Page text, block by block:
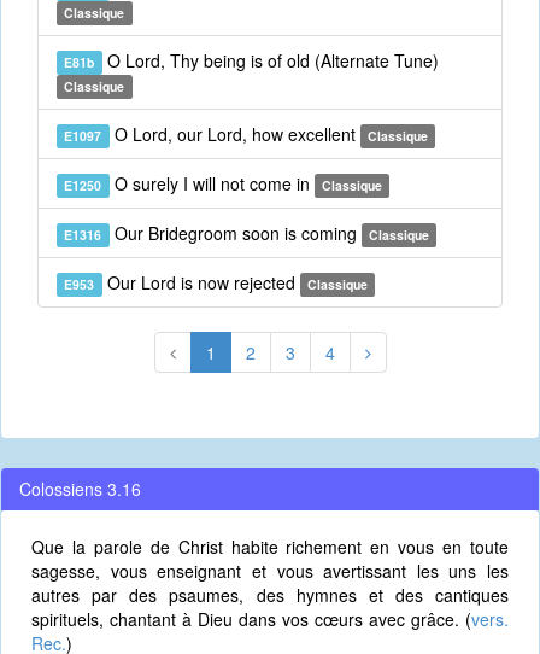
Classique
E81b O Lord, Thy being is of old (Alternate Tune)
Classique
E1097 O Lord, our Lord, how excellent Classique
E1250 O surely I will not come in Classique
E1316 Our Bridegroom soon is coming Classique
E953 Our Lord is now rejected Classique
1 2 3 4
Colossiens 3.16
Que la parole de Christ habite richement en vous en toute
sagesse, vous enseignant et vous avertissant les uns les
autres par des psaumes, des hymnes et des cantiques
spirituels, chantant à Dieu dans vos cœurs avec grâce. (vers.
Rec.)